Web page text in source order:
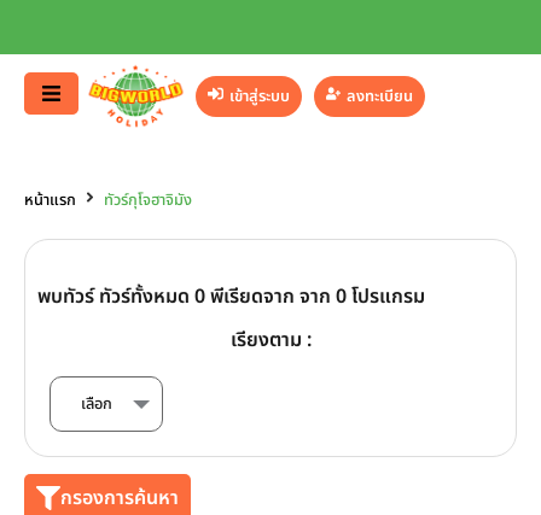
เข้าสู่ระบบ ลงทะเบียน
หน้าแรก ทัวร์กุโจฮาจิมัง
พบทัวร์ ทัวร์ทั้งหมด 0 พีเรียดจาก จาก 0 โปรแกรม
เรียงตาม :
กรองการค้นหา